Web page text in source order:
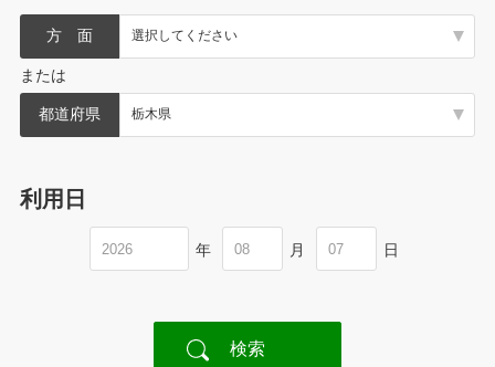
方 面
または
都道府県
利用日
年 月 日